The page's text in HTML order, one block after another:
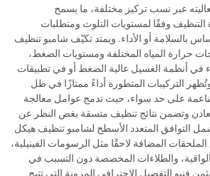
عبر نسب تركيز مختلفة، ما يسمح
وفقًا لمستويات التلوث ومتطلبات
بالسلامة أو الأداء. ويمتد تكيّف شامبو تنظيف
حرارة المياه المختلفة ومستويات الضغط،
في أنظمة الغسيل عالية الضغط أو في تطبيقات
التركيبات المتطورة أداءً ممتازًا في ظل
على حد سواء، حيث تدمج عوامل معالجة
وتضمن نتائج تنظيف متسقة بغض النظر عن
التوافق المتعدد الأسطح لشامبو تنظيف هيكل
الملحقات المضافة لاحقًا مثل الرسومات الفينيلية،
الواقية، والطلاءات المخصصة دون التسبب في
فنيو التفصيل الاحترافي المرونة التي تتيح